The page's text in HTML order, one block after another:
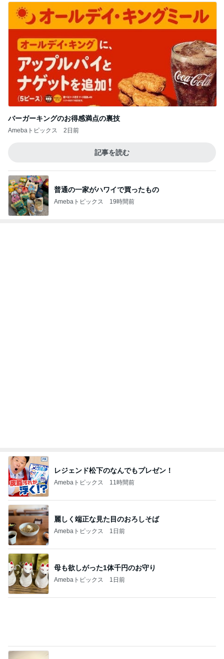
バーガーキングのお得感満点の裏技
Amebaトピックス 2日前
記事を読む
普通の一家がハワイで買ったもの
Amebaトピックス 19時間前
勢いで購入したCHANELの化粧品